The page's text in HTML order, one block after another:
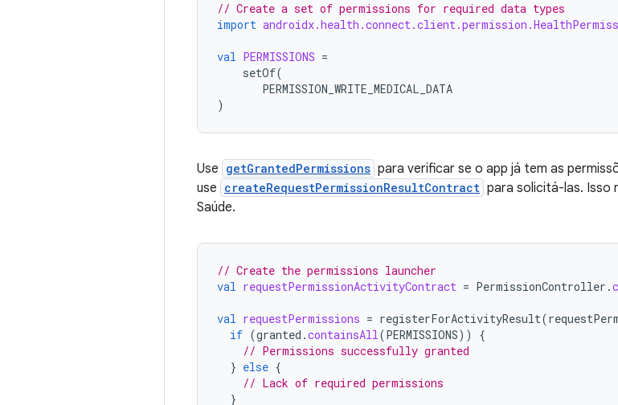
// Create a set of permissions for required data types
import
val PERMISSIONS =
setOf(
PERMISSION_WRITE_MEDICAL_DATA
)
Use getGrantedPermissions para verificar se o app já tem as
use createRequestPermissionResultContract para solicitá-las. Isso
Saúde.
// Create the permissions launcher
val requestPermissionActivityContract = PermissionController .
val requestPermissions = registerForActivityResult(
if (granted .containsAll(PERMISSIONS))
{
// Permissions successfully granted
} else {
// Lack of required permissions
}